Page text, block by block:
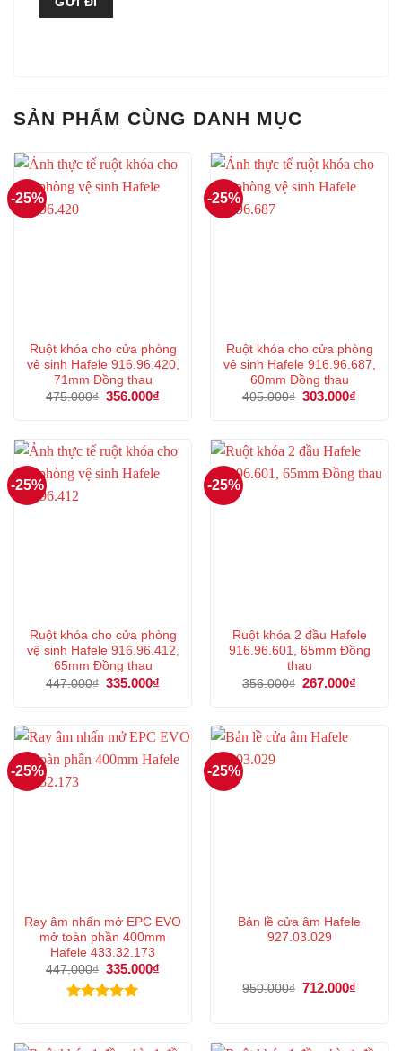
SẢN PHẨM CÙNG DANH MỤC
-25%
Ruột khóa cho cửa phòng
vệ sinh Hafele 916.96.420,
71mm Đồng thau
475.000₫ Giá
356.000₫
356.000₫.
-25%
Ruột khóa cho cửa phòng
vệ sinh Hafele 916.96.687,
60mm Đồng thau
405.000₫ Giá
303.000₫
-25%
Ruột khóa cho cửa phòng
vệ sinh Hafele 916.96.412,
65mm Đồng thau
447.000₫ Giá
335.000₫
335.000₫.
-25%
Ruột khóa 2 đầu Hafele
916.96.601, 65mm Đồng
thau
356.000₫ Giá
267.000₫
-25%
Ray âm nhấn mở EPC EVO
mở toàn phần 400mm
Hafele 433.32.173
447.000₫ Giá
gốc
là:
335.000₫
-25%
Bản lề cửa âm Hafele
927.03.029
950.000₫ Giá
712.000₫